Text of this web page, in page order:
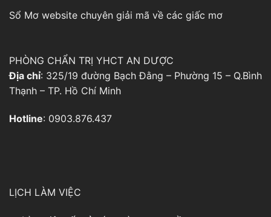
Sổ Mơ website chuyên giải mã về các giấc mơ
PHÒNG CHẨN TRỊ YHCT AN DƯỢC
Địa chỉ: 325/19 đường Bạch Đằng – Phường 15 – Q.Bình
Thạnh – TP. Hồ Chí Minh
Hotline: 0903.876.437
LỊCH LÀM VIỆC